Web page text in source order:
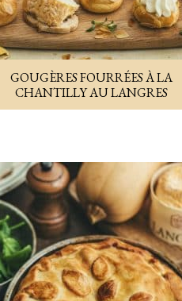
GOUGÈRES FOURRÉES À LA
CHANTILLY AU LANGRES